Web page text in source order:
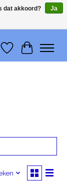
€3 -
Verlanglijst
dat akkoord?
Ja